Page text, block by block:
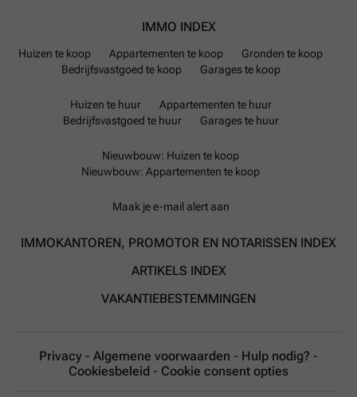
IMMO INDEX
Huizen te koop Appartementen te koop
Gronden te koop
Bedrijfsvastgoed te koop
Garages te koop
Huizen te huur
Appartementen te huur
Bedrijfsvastgoed te huur
Garages te huur
Nieuwbouw: Huizen te koop
Nieuwbouw: Appartementen te koop
Maak je e-mail alert aan
IMMOKANTOREN, PROMOTOR EN NOTARISSEN INDEX
ARTIKELS INDEX
VAKANTIEBESTEMMINGEN
Privacy - Algemene voorwaarden - Hulp nodig? -
Cookiesbeleid - Cookie consent opties